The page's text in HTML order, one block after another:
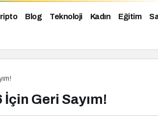
Blog Teknoloji Kadın Eğitim
Geri Sayım!